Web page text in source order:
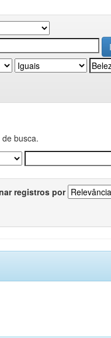
busca.
registros por